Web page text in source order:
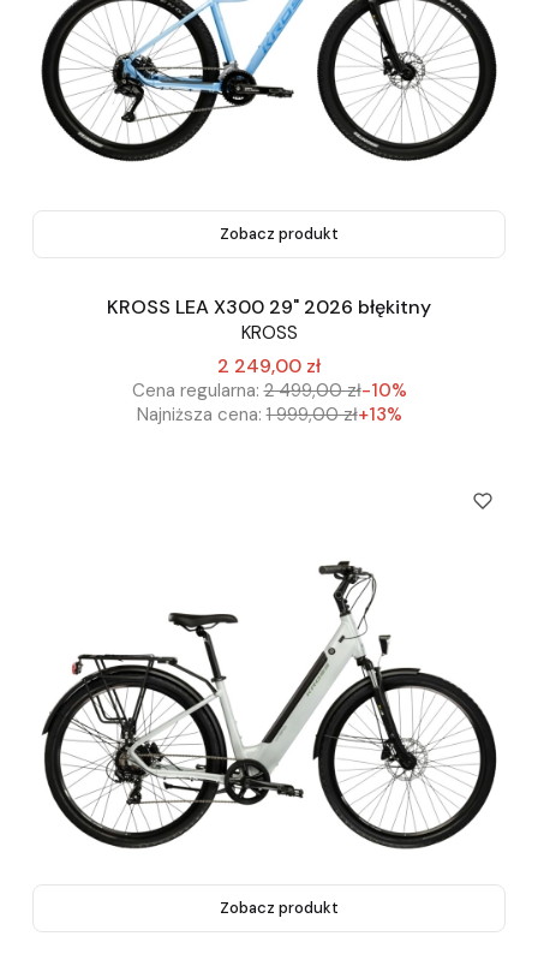
Zobacz produkt
KROSS LEA X300 29" 2026 błękitny
KROSS
2 249,00 zł
Cena regularna: 2 499,00 zł-10%
Najniższa cena: 1 999,00 zł+13%
Zobacz produkt